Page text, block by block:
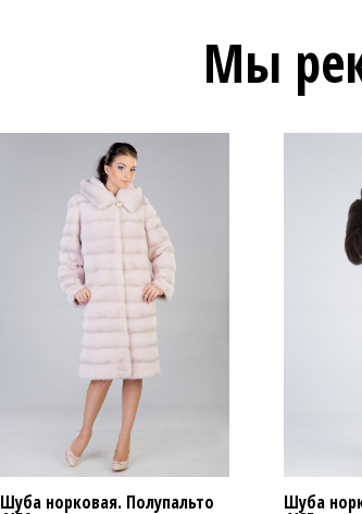
Мы
Шуба норковая. Полупальто Шуба